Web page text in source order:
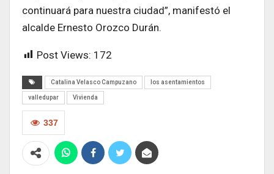
continuará para nuestra ciudad”, manifestó el
alcalde Ernesto Orozco Durán.
Post Views: 172
Catalina Velasco Campuzano los asentamientos
valledupar Vivienda
337